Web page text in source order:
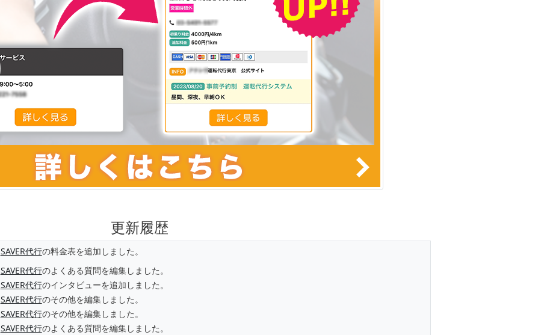
更新履歴
SAVER代行の料金表を追加しました。
SAVER代行のよくある質問を編集しました。
SAVER代行のインタビューを追加しました。
SAVER代行のその他を編集しました。
SAVER代行のその他を編集しました。
SAVER代行のよくある質問を編集しました。